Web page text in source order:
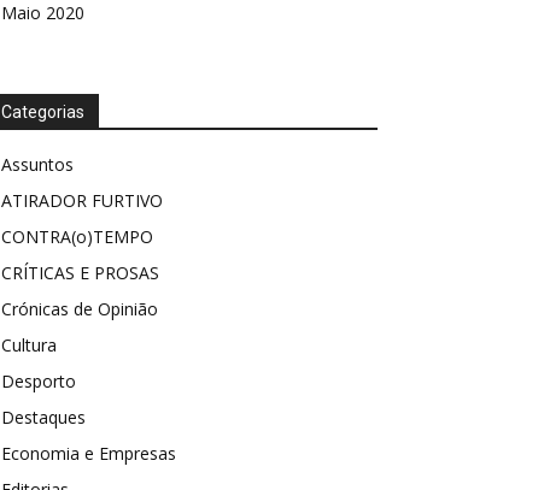
Maio 2020
Categorias
Assuntos
ATIRADOR FURTIVO
CONTRA(o)TEMPO
CRÍTICAS E PROSAS
Crónicas de Opinião
Cultura
Desporto
Destaques
Economia e Empresas